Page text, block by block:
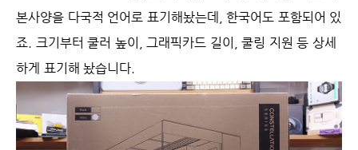
본사양을 다국적 언어로 표기해놨는데, 한국어도 포함되어 있
죠. 크기부터 쿨러 높이, 그래픽카드 길이, 쿨링 지원 등 상세
하게 표기해 놨습니다.